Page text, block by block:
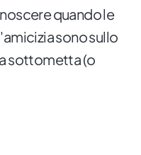
quando le
sono sullo
sottometta (o